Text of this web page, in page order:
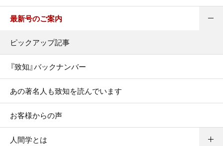
最新号のご案内
ピックアップ記事
『致知』バックナンバー
あの著名人も致知を読んでいます
お客様からの声
人間学とは